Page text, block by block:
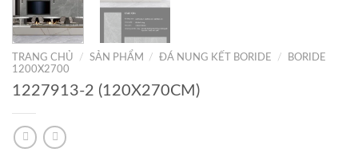
TRANG CHỦ / SẢN PHẨM / ĐÁ NUNG KẾT BORIDE /
BORIDE
1200X2700
1227913-2 (120X270CM)